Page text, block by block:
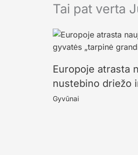
Tai pat verta
Europoje atrasta
nustebino driežo
Gyvūnai